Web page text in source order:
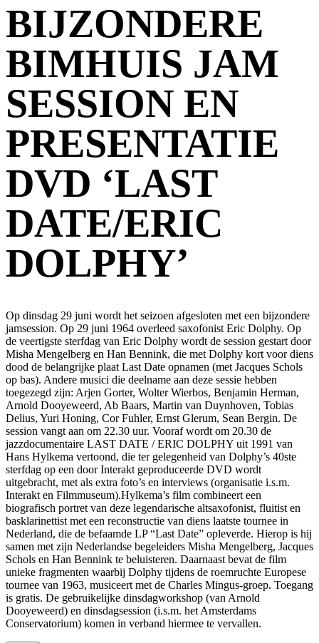
BIJZONDERE
BIMHUIS JAM
SESSION EN
PRESENTATIE
DVD ‘LAST
DATE/ERIC
DOLPHY’
Op dinsdag 29 juni wordt het seizoen afgesloten met een bijzondere
jamsession. Op 29 juni 1964 overleed saxofonist Eric Dolphy. Op
de veertigste sterfdag van Eric Dolphy wordt de session gestart door
Misha Mengelberg en Han Bennink, die met Dolphy kort voor diens
dood de belangrijke plaat Last Date opnamen (met Jacques Schols
op bas). Andere musici die deelname aan deze sessie hebben
toegezegd zijn: Arjen Gorter, Wolter Wierbos, Benjamin Herman,
Arnold Dooyeweerd, Ab Baars, Martin van Duynhoven, Tobias
Delius, Yuri Honing, Cor Fuhler, Ernst Glerum, Sean Bergin. De
session vangt aan om 22.30 uur. Vooraf wordt om 20.30 de
jazzdocumentaire LAST DATE / ERIC DOLPHY uit 1991 van
Hans Hylkema vertoond, die ter gelegenheid van Dolphy’s 40ste
sterfdag op een door Interakt geproduceerde DVD wordt
uitgebracht, met als extra foto’s en interviews (organisatie i.s.m.
Interakt en Filmmuseum).Hylkema’s film combineert een
biografisch portret van deze legendarische altsaxofonist, fluitist en
basklarinettist met een reconstructie van diens laatste tournee in
Nederland, die de befaamde LP “Last Date” opleverde. Hierop is hij
samen met zijn Nederlandse begeleiders Misha Mengelberg, Jacques
Schols en Han Bennink te beluisteren. Daarnaast bevat de film
unieke fragmenten waarbij Dolphy tijdens de roemruchte Europese
tournee van 1963, musiceert met de Charles Mingus-groep. Toegang
is gratis. De gebruikelijke dinsdagworkshop (van Arnold
Dooyeweerd) en dinsdagsession (i.s.m. het Amsterdams
Conservatorium) komen in verband hiermee te vervallen.